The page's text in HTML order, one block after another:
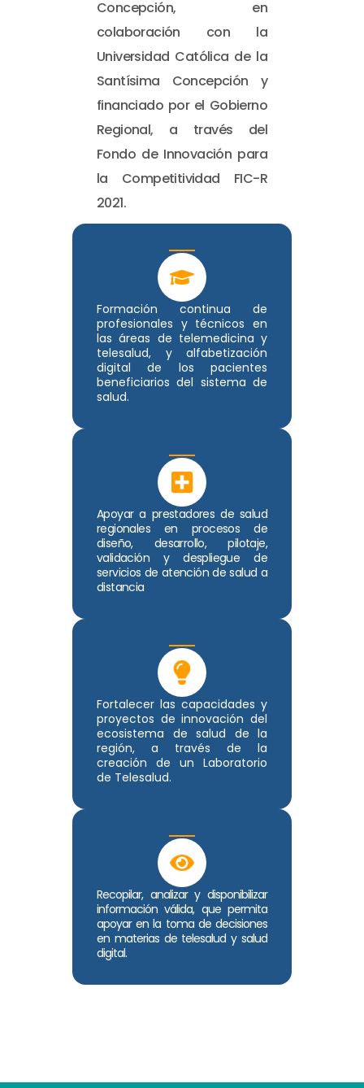
Formación continua de
profesionales y técnicos en
las áreas de telemedicina y
telesalud, y alfabetización
digital de los pacientes
beneficiarios del sistema de
salud.
Apoyar a prestadores de salud
regionales en procesos de
diseño, desarrollo, pilotaje,
validación y despliegue de
servicios de atención de salud a
distancia
Fortalecer las capacidades y
proyectos de innovación del
ecosistema de salud de la
región, a través de la
creación de un Laboratorio
de Telesalud.
Recopilar, analizar y disponibilizar
información válida, que permita
apoyar en la toma de decisiones
en materias de telesalud y salud
digital.
Concepción, en
colaboración con la
Universidad Católica de la
Santísima Concepción y
financiado por el Gobierno
Regional, a través del
Fondo de Innovación para
la Competitividad FIC-R
2021.